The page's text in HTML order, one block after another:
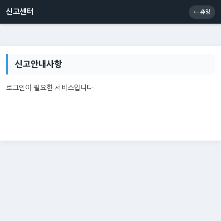
신고센터 메인
신고센터 ← 츄잉
신고안내사항
로그인이 필요한 서비스입니다.